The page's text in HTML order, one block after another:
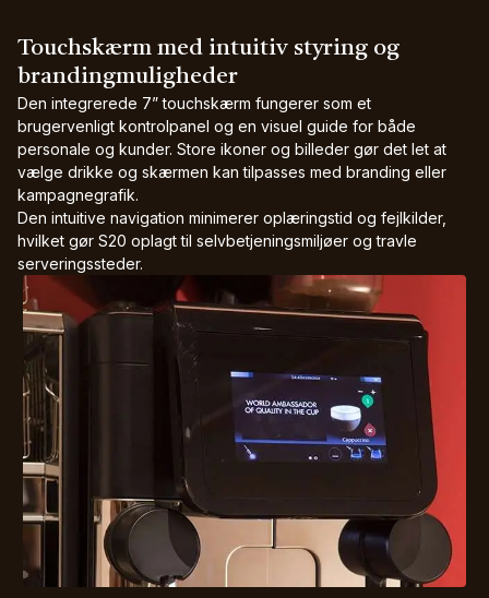
Touchskærm med intuitiv styring og
brandingmuligheder
Den integrerede 7” touchskærm fungerer som et
brugervenligt kontrolpanel og en visuel guide for både
personale og kunder. Store ikoner og billeder gør det let at
vælge drikke og skærmen kan tilpasses med branding eller
kampagnegrafik.
Den intuitive navigation minimerer oplæringstid og fejlkilder,
hvilket gør S20 oplagt til selvbetjeningsmiljøer og travle
serveringssteder.